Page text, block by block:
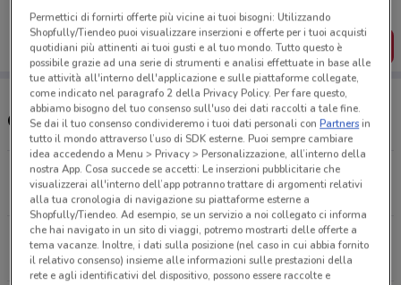
dal tuo cellulare.
SCARICA L’APP
Orari e Indirizzi Unieuro
Viale John Fitzgerald Kennedy, 88 Ciampino
1.9 km
APERTO
Piazza Togliatti, 8 Santa Maria Della Mole
3.4 km
CHIUSO
Permettici di fornirti offerte più vicine ai tuoi bisogni: Utilizzando
Shopfully/Tiendeo puoi visualizzare inserzioni e offerte per i tuoi acquisti
quotidiani più attinenti ai tuoi gusti e al tuo mondo. Tutto questo è
possibile grazie ad una serie di strumenti e analisi effettuate in base alle
tue attività all'interno dell'applicazione e sulle piattaforme collegate,
come indicato nel paragrafo 2 della Privacy Policy. Per fare questo,
abbiamo bisogno del tuo consenso sull'uso dei dati raccolti a tale fine.
Se dai il tuo consenso condivideremo i tuoi dati personali conPartnersin
tutto il mondo attraverso l’uso di SDK esterne. Puoi sempre cambiare
idea accedendo a Menu > Privacy > Personalizzazione, all’interno della
nostra App. Cosa succede se accetti: Le inserzioni pubblicitarie che
visualizzerai all'interno dell’app potranno trattare di argomenti relativi
alla tua cronologia di navigazione su piattaforme esterne a
Shopfully/Tiendeo. Ad esempio, se un servizio a noi collegato ci informa
che hai navigato in un sito di viaggi, potremo mostrarti delle offerte a
tema vacanze. Inoltre, i dati sulla posizione (nel caso in cui abbia fornito
il relativo consenso) insieme alle informazioni sulle prestazioni della
rete e agli identificativi del dispositivo, possono essere raccolte e